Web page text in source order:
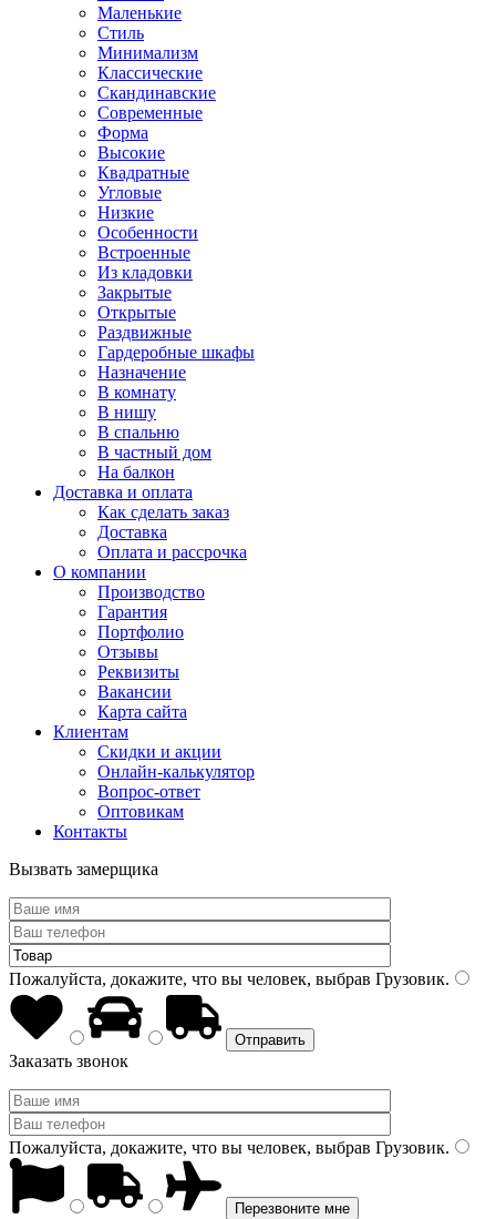
Маленькие
Стиль
Минимализм
Классические
Скандинавские
Современные
Форма
Высокие
Квадратные
Угловые
Низкие
Особенности
Встроенные
Из кладовки
Закрытые
Открытые
Раздвижные
Гардеробные шкафы
Назначение
В комнату
В нишу
В спальню
В частный дом
На балкон
Доставка и оплата
Как сделать заказ
Доставка
Оплата и рассрочка
О компании
Производство
Гарантия
Портфолио
Отзывы
Реквизиты
Вакансии
Карта сайта
Клиентам
Скидки и акции
Онлайн-калькулятор
Вопрос-ответ
Оптовикам
Контакты
Вызвать замерщика
Пожалуйста, докажите, что вы человек, выбрав Грузовик.
Заказать звонок
Пожалуйста, докажите, что вы человек, выбрав Грузовик.